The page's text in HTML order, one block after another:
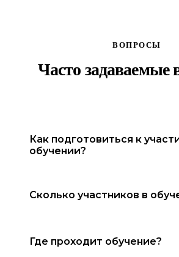
ВОПРОСЫ
Часто задаваемые
Как подготовиться к
обучении?
материалы и инструкции будут
заданиях.
Сколько участников в
позволяет уделить внимание
Где проходит обучение?